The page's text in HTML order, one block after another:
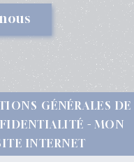
GÉNÉRALES DE
MON
INTERNET